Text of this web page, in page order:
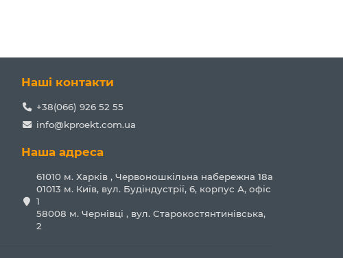
Наші контакти
+38(066) 926 52 55
info@kproekt.com.ua
Наша адреса
61010 м. Харків , Червоношкільна набережна 18а
01013 м. Київ, вул. Будіндустрії, 6, корпус А, офіс
1
58008 м. Чернівці , вул. Старокостянтинівська,
2